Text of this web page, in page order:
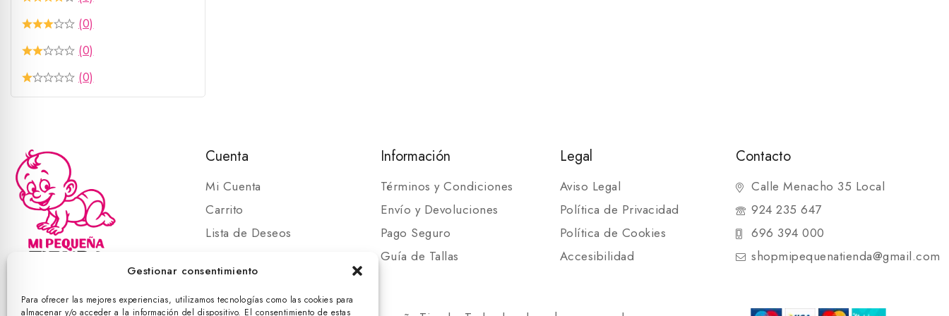
Gestionar consentimiento
Para ofrecer las mejores experiencias, utilizamos tecnologías como las cookies para
almacenar y/o acceder a la información del dispositivo. El consentimiento de estas
(0)
(0)
(0)
Cuenta
Mi Cuenta
Carrito
Lista de Deseos
Información
Términos y Condiciones
Envío y Devoluciones
Pago Seguro
Guía de Tallas
Legal
Aviso Legal
Política de Privacidad
Política de Cookies
Accesibilidad
Contacto
Calle Menacho 35 Local
924 235 647
696 394 000
shopmipequenatienda@gmail.com